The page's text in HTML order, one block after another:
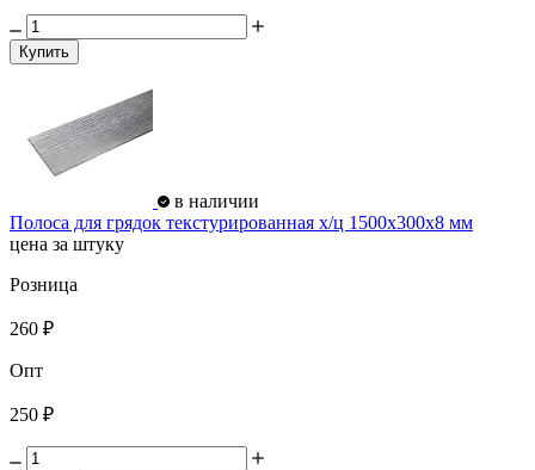
Купить
в наличии
Полоса для грядок текстурированная х/ц 1500х300х8 мм
цена за штуку
Розница
260 ₽
Опт
250 ₽